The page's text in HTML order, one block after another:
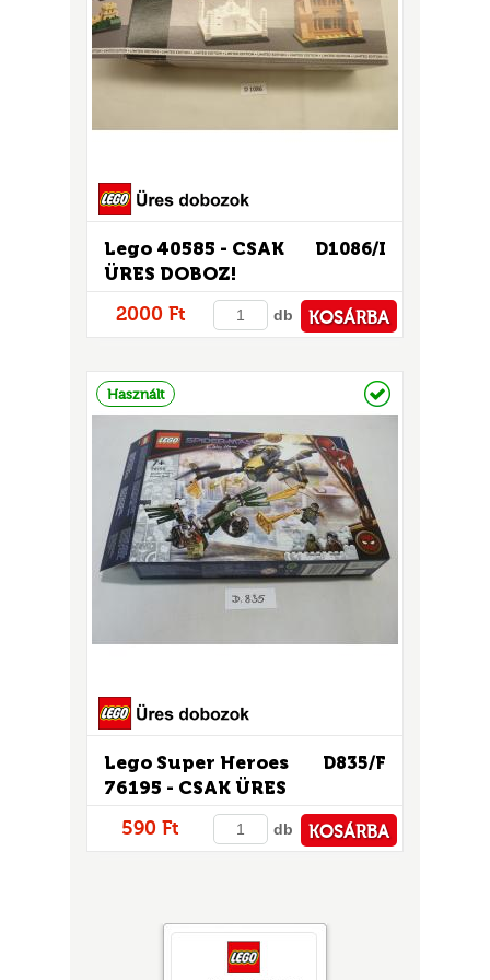
D1086/I
Lego 40585 - CSAK
ÜRES DOBOZ!
2000 Ft db KOSÁRBA
Használt
D835/F
Lego Super Heroes
76195 - CSAK ÜRES
590 Ft db KOSÁRBA